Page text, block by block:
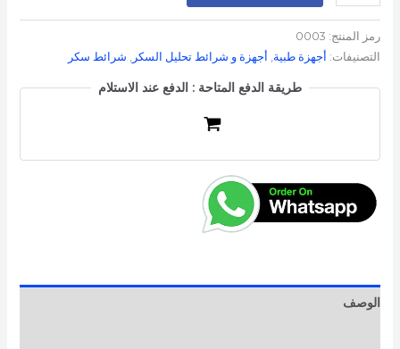
رمز المنتج: 0003
التصنيفات: أجهزة طبية أجهزة و شرائط تحليل السكر شرائط سكر
طريقة الدفع المتاحة : الدفع عند الاستلام
الوصف